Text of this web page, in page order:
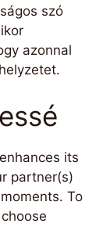
szó
azonnal
its
partner(s)
To